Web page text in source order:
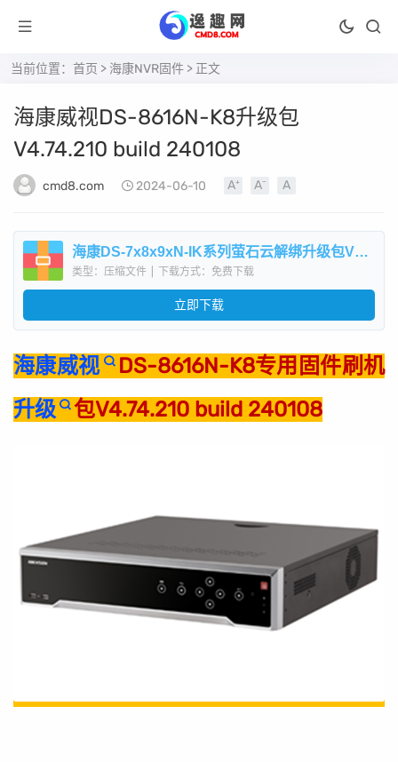
当前位置： 首页 > 海康NVR固件 > 正文
海康威视DS-8616N-K8升级包
V4.74.210 build 240108
cmd8.com 2024-06-10
海康DS-7x8x9xN-IK系列萤石云解绑升级包V4.74.210build240108.zip
类型：压缩文件 下载方式：免费下载
立即下载
海康威视
DS-8616N-K8专用固件刷机
升级
包V4.74.210 build 240108